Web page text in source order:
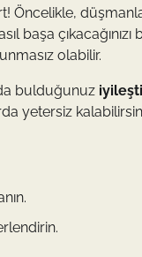
Öncelikle,
başa
olabilir.
bulduğunuz
yetersiz